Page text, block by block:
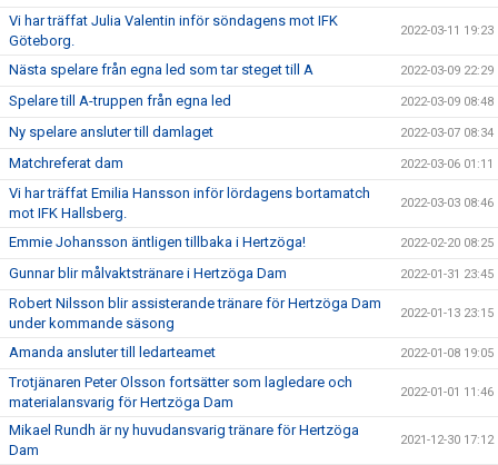
Vi har träffat Julia Valentin inför söndagens mot IFK
Göteborg.
2022-03-11 19:23
Nästa spelare från egna led som tar steget till A 2022-03-09 22:29
Spelare till A-truppen från egna led 2022-03-09 08:48
Ny spelare ansluter till damlaget 2022-03-07 08:34
Matchreferat dam 2022-03-06 01:11
Vi har träffat Emilia Hansson inför lördagens bortamatch
mot IFK Hallsberg.
2022-03-03 08:46
Emmie Johansson äntligen tillbaka i Hertzöga! 2022-02-20 08:25
Gunnar blir målvaktstränare i Hertzöga Dam 2022-01-31 23:45
Robert Nilsson blir assisterande tränare för Hertzöga Dam
under kommande säsong
2022-01-13 23:15
Amanda ansluter till ledarteamet 2022-01-08 19:05
Trotjänaren Peter Olsson fortsätter som lagledare och
materialansvarig för Hertzöga Dam
2022-01-01 11:46
Mikael Rundh är ny huvudansvarig tränare för Hertzöga
Dam
2021-12-30 17:12